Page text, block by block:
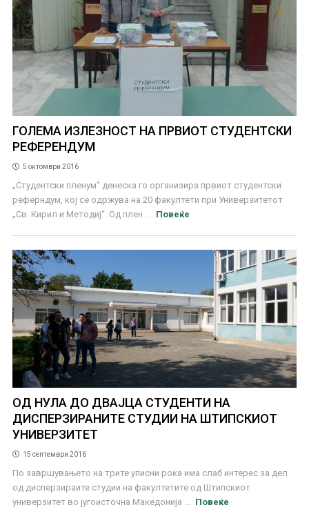
ГОЛЕМА ИЗЛЕЗНОСТ НА ПРВИОТ СТУДЕНТСКИ
РЕФЕРЕНДУМ
5 октомври 2016
„Студентски пленум“ денеска го организира првиот студентски
реферндум, кој се одржува на 20 факултети при Универзитетот
„Св. Кирил и Методиј“. Од плен ...
Повеќе
ОД НУЛА ДО ДВАЈЦА СТУДЕНТИ НА
ДИСПЕРЗИРАНИТЕ СТУДИИ НА ШТИПСКИОТ
УНИВЕРЗИТЕТ
15 септември 2016
По завршувањето на трите уписни рока има слаб интерес за дел
од дисперзираите студии на факултетите од Штипскиот
универзитет во југоисточна Македонија ...
Повеќе